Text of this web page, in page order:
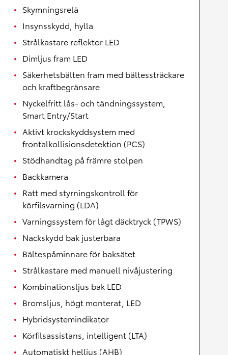
Skymningsrelä
Insynsskydd, hylla
Strålkastare reflektor LED
Dimljus fram LED
Säkerhetsbälten fram med bältessträckare
och kraftbegränsare
Nyckelfritt lås- och tändningssystem,
Smart Entry/Start
Aktivt krockskyddsystem med
frontalkollisionsdetektion (PCS)
Stödhandtag på främre stolpen
Backkamera
Ratt med styrningskontroll för
körfilsvarning (LDA)
Varningssystem för lågt däcktryck (TPWS)
Nackskydd bak justerbara
Bältespåminnare för baksätet
Strålkastare med manuell nivåjustering
Kombinationsljus bak LED
Bromsljus, högt monterat, LED
Hybridsystemindikator
Körfilsassistans, intelligent (LTA)
Automatiskt helljus (AHB)